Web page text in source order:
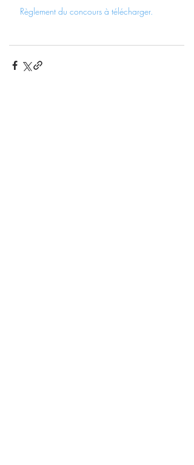
Règlement du concours à télécharger.